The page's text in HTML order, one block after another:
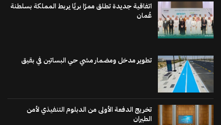
اتفاقية جديدة تطلق ممرًا بريًا يربط المملكة بسلطنة
عُمان
تطوير مدخل ومضمار مشي حي البساتين في بقيق
تخريج الدفعة الأولى من الدبلوم التنفيذي لأمن
الطيران